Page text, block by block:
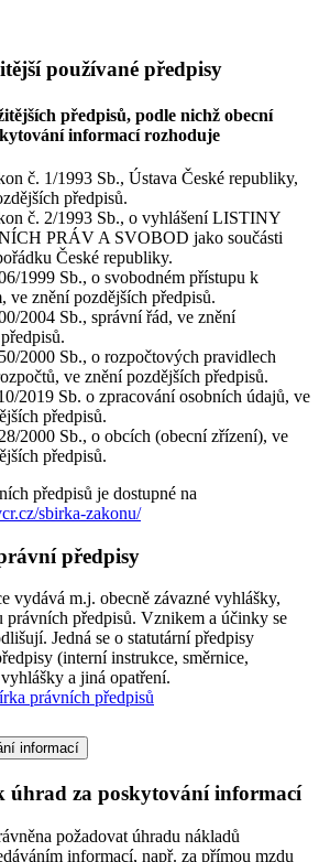
používané předpisy
předpisů, podle nichž obecní
informací rozhoduje
č. 1/1993 Sb., Ústava České republiky,
předpisů.
č. 2/1993 Sb., o vyhlášení LISTINY
PRÁV A SVOBOD jako součásti
České republiky.
1999 Sb., o svobodném přístupu k
ve znění pozdějších předpisů.
2004 Sb., správní řád, ve znění
2000 Sb., o rozpočtových pravidlech
ve znění pozdějších předpisů.
2019 Sb. o zpracování osobních údajů, ve
předpisů.
2000 Sb., o obcích (obecní zřízení), ve
předpisů.
předpisů je dostupné na
sbirka-zakonu/
předpisy
vydává m.j. obecně závazné vyhlášky,
právních předpisů. Vznikem a účinky se
Jedná se o statutární předpisy
(interní instrukce, směrnice,
a jiná opatření.
právních předpisů
informací
úhrad za poskytování informací
požadovat úhradu nákladů
informací, např. za přímou mzdu